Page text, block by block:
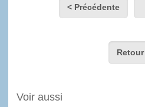
< Précédente
Retour
Voir aussi